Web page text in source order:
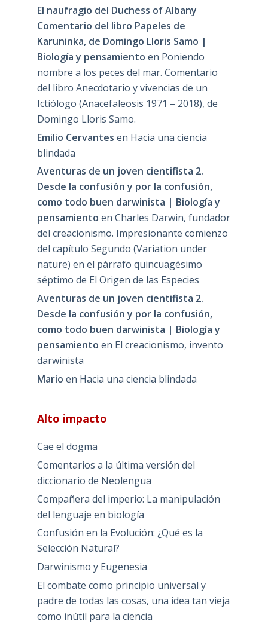
El naufragio del Duchess of Albany
Comentario del libro Papeles de
Karuninka, de Domingo Lloris Samo |
Biología y pensamiento en Poniendo
nombre a los peces del mar. Comentario
del libro Anecdotario y vivencias de un
Ictiólogo (Anacefaleosis 1971 – 2018), de
Domingo Lloris Samo.
Emilio Cervantes en Hacia una ciencia
blindada
Aventuras de un joven cientifista 2.
Desde la confusión y por la confusión,
como todo buen darwinista | Biología y
pensamiento en Charles Darwin, fundador
del creacionismo. Impresionante comienzo
del capítulo Segundo (Variation under
nature) en el párrafo quincuagésimo
séptimo de El Origen de las Especies
Aventuras de un joven cientifista 2.
Desde la confusión y por la confusión,
como todo buen darwinista | Biología y
pensamiento en El creacionismo, invento
darwinista
Mario en Hacia una ciencia blindada
Alto impacto
Cae el dogma
Comentarios a la última versión del
diccionario de Neolengua
Compañera del imperio: La manipulación
del lenguaje en biología
Confusión en la Evolución: ¿Qué es la
Selección Natural?
Darwinismo y Eugenesia
El combate como principio universal y
padre de todas las cosas, una idea tan vieja
como inútil para la ciencia